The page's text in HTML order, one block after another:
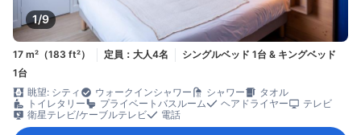
1/9
17 m²（183 ft²） 定員：大人4名
シングルベッド 1台 & キングベッド
1台
眺望: シティ
ウォークインシャワー シャワー
タオル
トイレタリー
プライベートバスルーム ヘアドライヤー
テレビ
衛星テレビ/ケーブルテレビ
電話